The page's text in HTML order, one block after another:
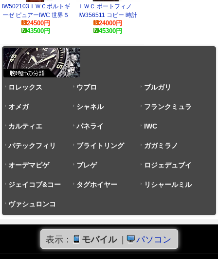
IW502103ＩＷＣポルトギ
ーゼ ピュアーIWC 世界５
００本限定 コピー 時計
24500円
43500円
ＩＷＣ ポートフィノ
IW356511 コピー 時計
24000円
45300円
ロレックス ウブロ ブルガリ
オメガ シャネル フランクミュラ
ー
カルティエ パネライ IWC
パテックフィリ
ップ
ブライトリング ガガミラノ
オーデマピゲ ブレゲ ロジェデュブイ
ジェイコブ&コー タグホイヤー リシャールミル
ヴァシュロンコ
ンスタンタン
表示： モバイル | パソコン